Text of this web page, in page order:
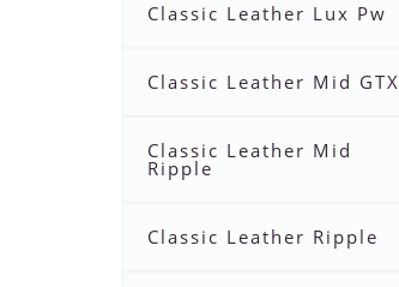
Classic Leather Lux Pw
Classic Leather Mid GTX
Classic Leather Mid
Ripple
Classic Leather Ripple